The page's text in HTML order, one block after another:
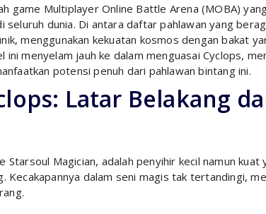
game Multiplayer Online Battle Arena (MOBA)
dunia. Di antara daftar pahlawan yang
menggunakan kekuatan kosmos dengan bakat
ini menyelam jauh ke dalam menguasai Cyclops,
potensi penuh dari pahlawan bintang ini.
Latar Belakang
Starsoul Magician, adalah penyihir kecil namun kuat
Kecakapannya dalam seni magis tak tertandingi,